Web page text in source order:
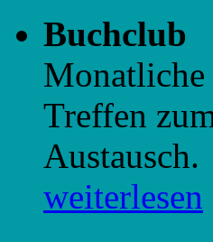
Buchclub
Treffen
Austausch.
weiterlesen